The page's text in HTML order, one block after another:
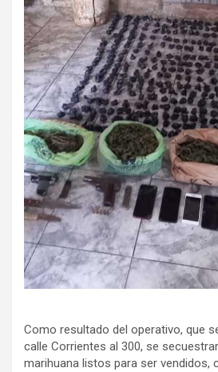
Como resultado del operativo, que
calle Corrientes al 300, se
marihuana listos para ser vendidos,